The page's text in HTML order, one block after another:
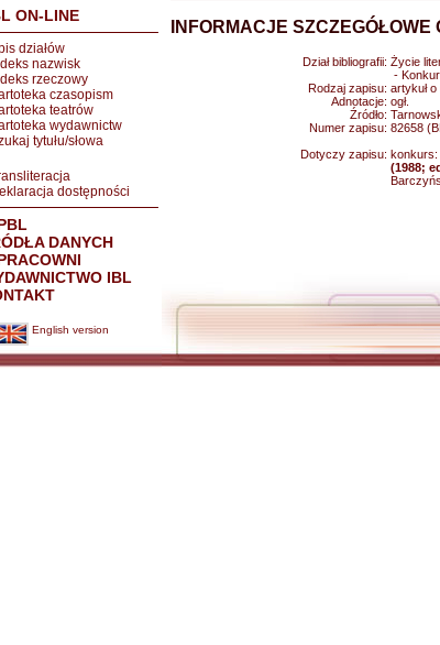
ON-LINE
działów
nazwisk
rzeczowy
czasopism
teatrów
wydawnictw
tytułu/słowa
dostępności
DANYCH
IBL
English version
INFORMACJE SZCZEGÓŁOWE
Dział bibliografii: Życie
-
Rodzaj zapisu: artykuł
Adnotacje: ogł.
Źródło:
Numer zapisu: 82658
Dotyczy zapisu: konkurs:
(1988;